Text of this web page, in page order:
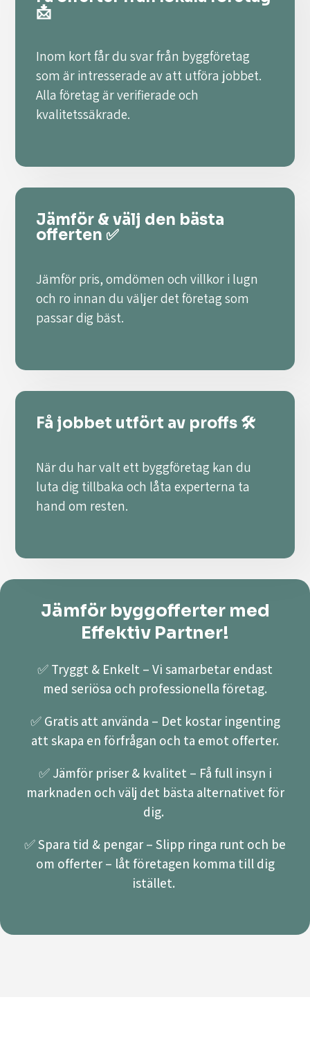
📩
Inom kort får du svar från byggföretag
som är intresserade av att utföra jobbet.
Alla företag är verifierade och
kvalitetssäkrade.
Jämför & välj den bästa
offerten ✅
Jämför pris, omdömen och villkor i lugn
och ro innan du väljer det företag som
passar dig bäst.
Få jobbet utfört av proffs 🛠️
När du har valt ett byggföretag kan du
luta dig tillbaka och låta experterna ta
hand om resten.
Jämför byggofferter med
Effektiv Partner!
✅ Tryggt & Enkelt – Vi samarbetar endast
med seriösa och professionella företag.
✅ Gratis att använda – Det kostar ingenting
att skapa en förfrågan och ta emot offerter.
✅ Jämför priser & kvalitet – Få full insyn i
marknaden och välj det bästa alternativet för
dig.
✅ Spara tid & pengar – Slipp ringa runt och be
om offerter – låt företagen komma till dig
istället.